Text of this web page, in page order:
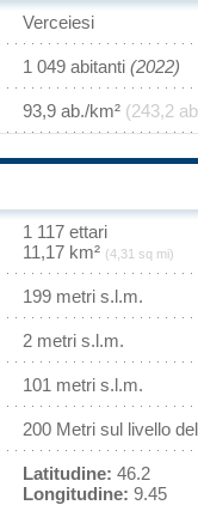
Verceiesi
1 049 abitanti (2022)
93,9 ab./km² (243,2
1 117 ettari
11,17 km² (4,31 sq mi)
199 metri s.l.m.
2 metri s.l.m.
101 metri s.l.m.
200 Metri sul livello
Latitudine: 46.2
Longitudine: 9.45